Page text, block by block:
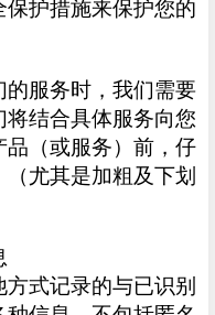
护措施来保护您的
服务时，我们需要
结合具体服务向您
（或服务）前，仔
尤其是加粗及下划
式记录的与已识别